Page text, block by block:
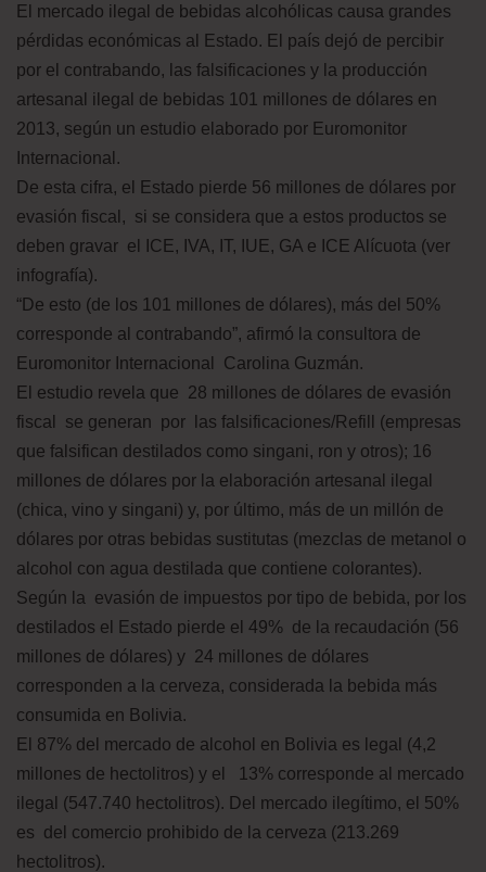
El mercado ilegal de bebidas alcohólicas causa grandes
pérdidas económicas al Estado. El país dejó de percibir
por el contrabando, las falsificaciones y la producción
artesanal ilegal de bebidas 101 millones de dólares en
2013, según un estudio elaborado por Euromonitor
Internacional.
De esta cifra, el Estado pierde 56 millones de dólares por
evasión fiscal, si se considera que a estos productos se
deben gravar el ICE, IVA, IT, IUE, GA e ICE Alícuota (ver
infografía).
“De esto (de los 101 millones de dólares), más del 50%
corresponde al contrabando”, afirmó la consultora de
Euromonitor Internacional Carolina Guzmán.
El estudio revela que 28 millones de dólares de evasión
fiscal se generan por las falsificaciones/Refill (empresas
que falsifican destilados como singani, ron y otros); 16
millones de dólares por la elaboración artesanal ilegal
(chica, vino y singani) y, por último, más de un millón de
dólares por otras bebidas sustitutas (mezclas de metanol o
alcohol con agua destilada que contiene colorantes).
Según la evasión de impuestos por tipo de bebida, por los
destilados el Estado pierde el 49% de la recaudación (56
millones de dólares) y 24 millones de dólares
corresponden a la cerveza, considerada la bebida más
consumida en Bolivia.
El 87% del mercado de alcohol en Bolivia es legal (4,2
millones de hectolitros) y el 13% corresponde al mercado
ilegal (547.740 hectolitros). Del mercado ilegítimo, el 50%
es del comercio prohibido de la cerveza (213.269
hectolitros).